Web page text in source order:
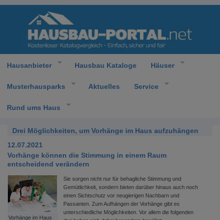
Hausanbieter Hausbau Kataloge Häuser
Musterhausparks Aktuelles Service
Rund ums Haus
Drei Möglichkeiten, um Vorhänge im Haus aufzuhängen
12.07.2021
Vorhänge können die Stimmung in einem Raum
entscheidend verändern
Vorhänge im Haus
Sie sorgen nicht nur für behagliche Stimmung und
Gemütlichkeit, sondern bieten darüber hinaus auch noch
einen Sichtschutz vor neugierigen Nachbarn und
Passanten. Zum Aufhängen der Vorhänge gibt es
unterschiedliche Möglichkeiten. Vor allem die folgenden